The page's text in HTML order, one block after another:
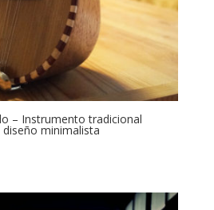
– Instrumento tradicional
minimalista